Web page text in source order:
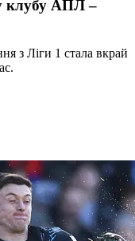
клубу АПЛ –
з Ліги 1 стала вкрай